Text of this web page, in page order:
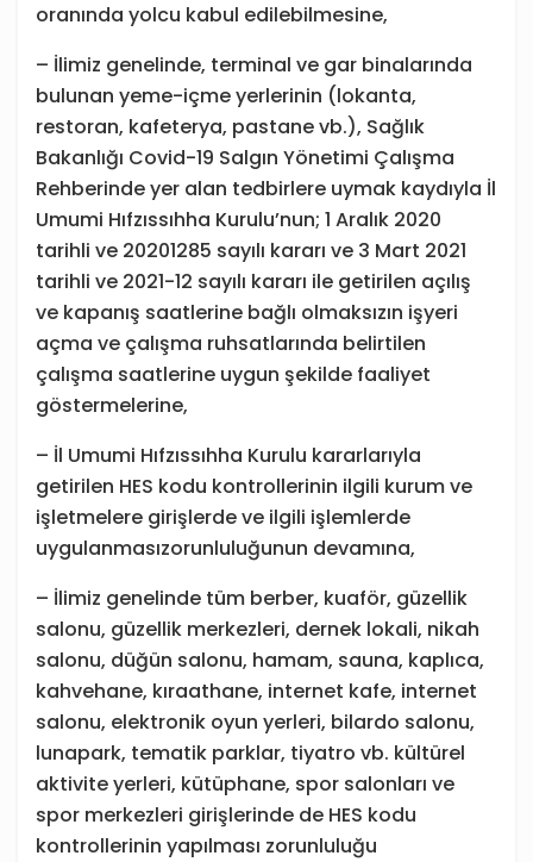
oranında yolcu kabul edilebilmesine,
– İlimiz genelinde, terminal ve gar binalarında
bulunan yeme-içme yerlerinin (lokanta,
restoran, kafeterya, pastane vb.), Sağlık
Bakanlığı Covid-19 Salgın Yönetimi Çalışma
Rehberinde yer alan tedbirlere uymak kaydıyla İl
Umumi Hıfzıssıhha Kurulu’nun; 1 Aralık 2020
tarihli ve 20201285 sayılı kararı ve 3 Mart 2021
tarihli ve 2021-12 sayılı kararı ile getirilen açılış
ve kapanış saatlerine bağlı olmaksızın işyeri
açma ve çalışma ruhsatlarında belirtilen
çalışma saatlerine uygun şekilde faaliyet
göstermelerine,
– İl Umumi Hıfzıssıhha Kurulu kararlarıyla
getirilen HES kodu kontrollerinin ilgili kurum ve
işletmelere girişlerde ve ilgili işlemlerde
uygulanmasızorunluluğunun devamına,
– İlimiz genelinde tüm berber, kuaför, güzellik
salonu, güzellik merkezleri, dernek lokali, nikah
salonu, düğün salonu, hamam, sauna, kaplıca,
kahvehane, kıraathane, internet kafe, internet
salonu, elektronik oyun yerleri, bilardo salonu,
lunapark, tematik parklar, tiyatro vb. kültürel
aktivite yerleri, kütüphane, spor salonları ve
spor merkezleri girişlerinde de HES kodu
kontrollerinin yapılması zorunluluğu